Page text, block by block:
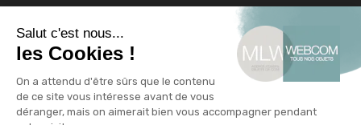
Revendeurs
Cadeaux d'affaire
Technique de marquage